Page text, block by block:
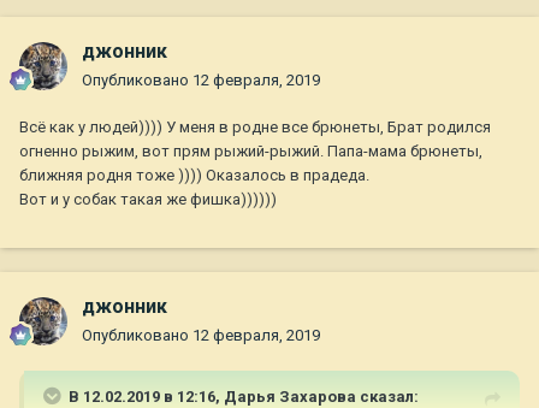
джонник
Опубликовано 12 февраля, 2019
Всё как у людей)))) У меня в родне все брюнеты, Брат родился
огненно рыжим, вот прям рыжий-рыжий. Папа-мама брюнеты,
ближняя родня тоже )))) Оказалось в прадеда.
Вот и у собак такая же фишка))))))
джонник
Опубликовано 12 февраля, 2019
В 12.02.2019 в 12:16, Дарья Захарова сказал: